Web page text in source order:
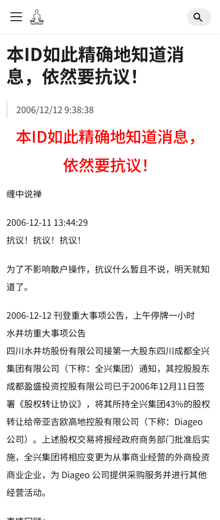
本ID如此精确地知道消
息，依然要抗议！
2006/12/12 9:38:38
本ID如此精确地知道消息，
依然要抗议！
缠中说禅
2006-12-11 13:44:29
抗议！抗议！抗议！
为了不影响散户操作，抗议什么暂且不说，明天就知
道了。
2006-12-12 刊登重大事项公告，上午停牌一小时
水井坊重大事项公告
四川水井坊股份有限公司接第一大股东四川成都全兴
集团有限公司（下称：全兴集团）通知，其控股股东
成都盈盛投资控股有限公司已于2006年12月11日签
署《股权转让协议》，将其所持全兴集团43%的股权
转让给帝亚吉欧高地控股有限公司（下称：Diageo
公司）。上述股权交易将报经政府商务部门批准后实
施，全兴集团将相应变更为从事商业经营的外商投资
商业企业，为 Diageo 公司提供采购服务并进行其他
经营活动。